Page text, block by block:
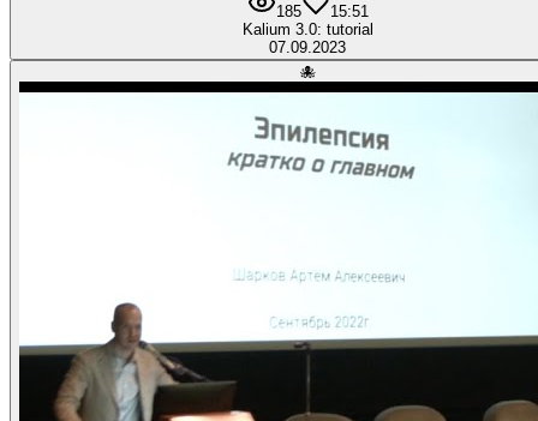
185 15:51
Kalium 3.0: tutorial
07.09.2023
🐙